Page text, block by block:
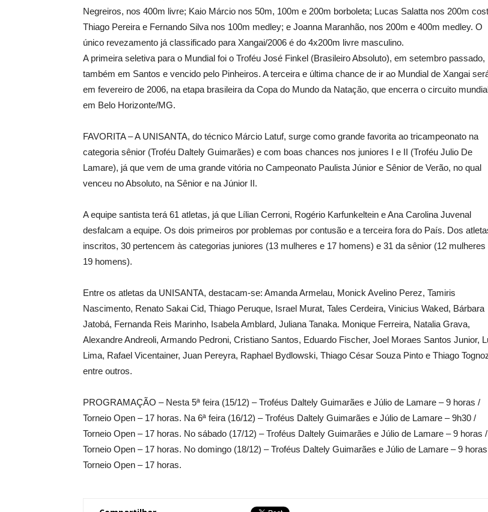
Negreiros, nos 400m livre; Kaio Márcio nos 50m, 100m e 200m borboleta; Lucas Salatta nos 200m
Thiago Pereira e Fernando Silva nos 100m medley; e Joanna Maranhão, nos 200m e 400m medley. O
único revezamento já classificado para Xangai/2006 é do 4x200m livre masculino.
A primeira seletiva para o Mundial foi o Troféu José Finkel (Brasileiro Absoluto), em setembro passado,
também em Santos e vencido pelo Pinheiros. A terceira e última chance de ir ao Mundial de Xangai
em fevereiro de 2006, na etapa brasileira da Copa do Mundo da Natação, que encerra o circuito
em Belo Horizonte/MG.
FAVORITA – A UNISANTA, do técnico Márcio Latuf, surge como grande favorita ao tricampeonato na
categoria sênior (Troféu Daltely Guimarães) e com boas chances nos juniores I e II (Troféu Julio De
Lamare), já que vem de uma grande vitória no Campeonato Paulista Júnior e Sênior de Verão, no qual
venceu no Absoluto, na Sênior e na Júnior II.
A equipe santista terá 61 atletas, já que Lílian Cerroni, Rogério Karfunkeltein e Ana Carolina Juvenal
desfalcam a equipe. Os dois primeiros por problemas por contusão e a terceira fora do País. Dos
inscritos, 30 pertencem às categorias juniores (13 mulheres e 17 homens) e 31 da sênior (12 mulheres
19 homens).
Entre os atletas da UNISANTA, destacam-se: Amanda Armelau, Monick Avelino Perez, Tamiris
Nascimento, Renato Sakai Cid, Thiago Peruque, Israel Murat, Tales Cerdeira, Vinicius Waked, Bárbara
Jatobá, Fernanda Reis Marinho, Isabela Amblard, Juliana Tanaka. Monique Ferreira, Natalia Grava,
Alexandre Andreoli, Armando Pedroni, Cristiano Santos, Eduardo Fischer, Joel Moraes Santos Junior,
Lima, Rafael Vicentainer, Juan Pereyra, Raphael Bydlowski, Thiago César Souza Pinto e Thiago
entre outros.
PROGRAMAÇÃO – Nesta 5ª feira (15/12) – Troféus Daltely Guimarães e Júlio de Lamare – 9 horas /
Torneio Open – 17 horas. Na 6ª feira (16/12) – Troféus Daltely Guimarães e Júlio de Lamare – 9h30 /
Torneio Open – 17 horas. No sábado (17/12) – Troféus Daltely Guimarães e Júlio de Lamare – 9 horas /
Torneio Open – 17 horas. No domingo (18/12) – Troféus Daltely Guimarães e Júlio de Lamare – 9
Torneio Open – 17 horas.